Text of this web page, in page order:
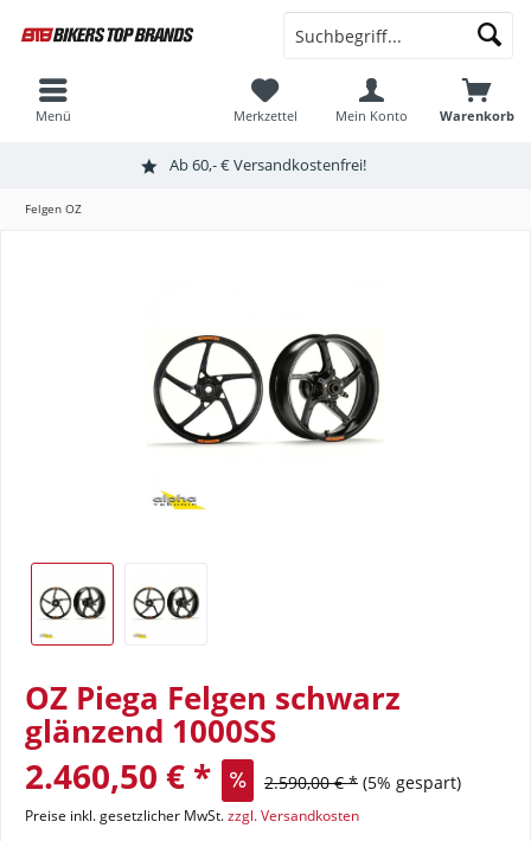
Ab 60,- € Versandkostenfrei!
Warenkorb
Merkzettel Mein Konto
Menü
Felgen OZ
OZ Piega Felgen schwarz
glänzend 1000SS
2.460,50 € * 2.590,00 € * (5% gespart)
Preise inkl. gesetzlicher MwSt.zzgl. Versandkosten